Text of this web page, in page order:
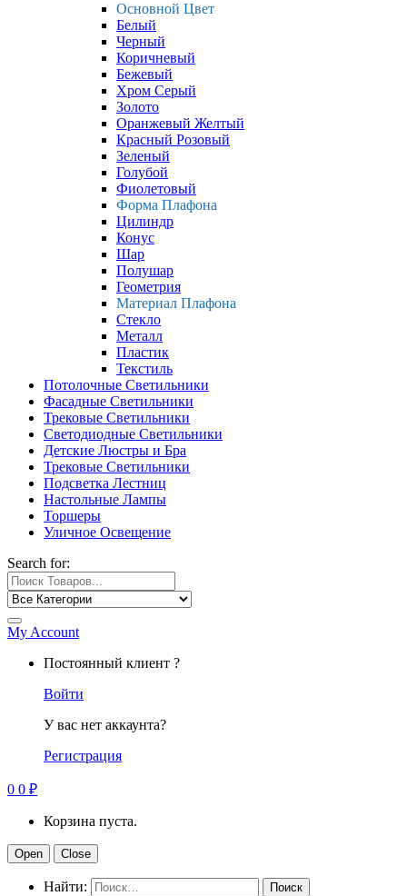
Основной Цвет
Белый
Черный
Коричневый
Бежевый
Хром Серый
Золото
Оранжевый Желтый
Красный Розовый
Зеленый
Голубой
Фиолетовый
Форма Плафона
Цилиндр
Конус
Шар
Полушар
Геометрия
Материал Плафона
Стекло
Металл
Пластик
Текстиль
Потолочные Светильники
Фасадные Светильники
Трековые Светильники
Светодиодные Светильники
Детские Люстры и Бра
Трековые Светильники
Подсветка Лестниц
Настольные Лампы
Торшеры
Уличное Освещение
Search for:
My Account
Постоянный клиент ?
Войти
У вас нет аккаунта?
Регистрация
0 0 ₽
Корзина пуста.
Open Close
Найти: